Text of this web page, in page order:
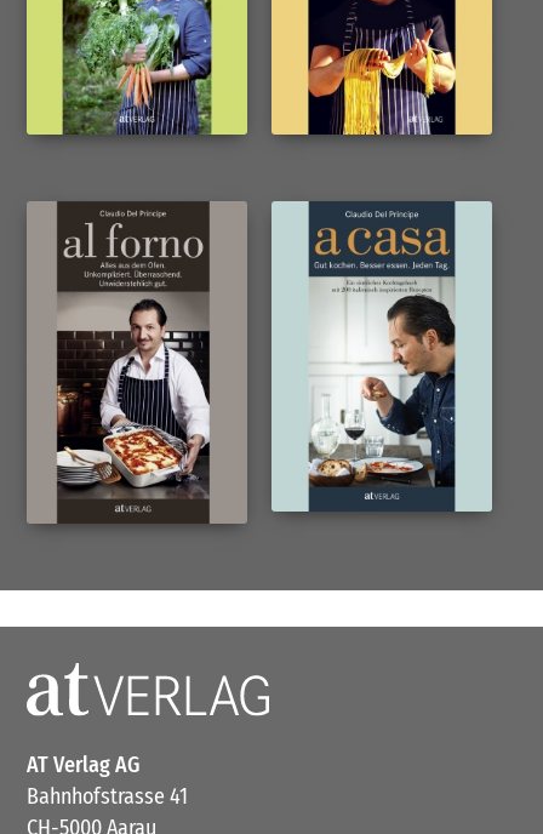
AT Verlag AG
Bahnhofstrasse 41
CH-5000 Aarau